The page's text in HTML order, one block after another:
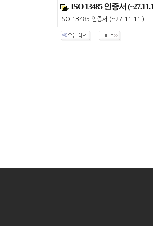
ISO 13485 인증서
ISO 13485 인증서 (~27.11.11.)